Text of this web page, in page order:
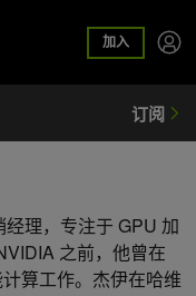
加入
理，专注于 GPU 加
之前，他曾在
算工作。杰伊在哈维